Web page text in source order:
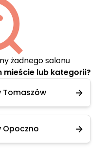
żadnego salonu
mieście lub kategorii?
Tomaszów
Opoczno